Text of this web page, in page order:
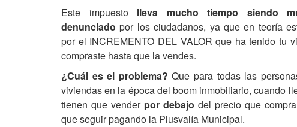
Este impuesto lleva mucho tiempo siendo
denunciado por los ciudadanos, ya que en teoría
por el INCREMENTO DEL VALOR que ha tenido tu
compraste hasta que la vendes.
¿Cuál es el problema? Que para todas las
viviendas en la época del boom inmobiliario, cuando
tienen que vender por debajo del precio que
que seguir pagando la Plusvalía Municipal.